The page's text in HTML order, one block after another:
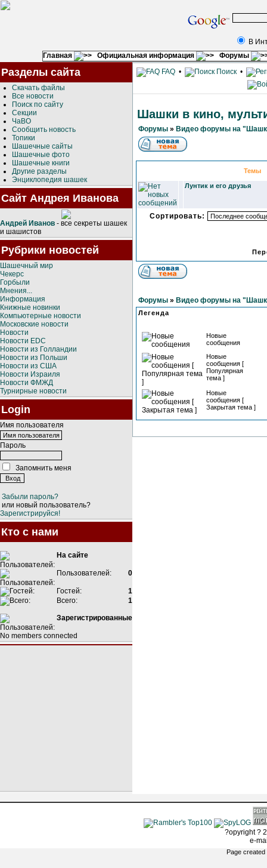
В
Главная
Официальная информация Форумы
Разделы сайта
Скачать файлы
Все новости
Поиск по сайту
Секции
ЧаВО
Сообщить новость
Топики
Шашечные сайты
Шашечные фото
Шашечные книги
Другие разделы
Энциклопедия шашек
Сайт Андрея Иванова
Андрей Иванов - все секреты шашек
и шашистов
Рубрики новостей
Шашечный мир
Чекерс
Горбыли
Мнения...
Информация
Книжные новинки
Компьютерные новости
Московские новости
Новости
Новости EDC
Новости из Голландии
Новости из Польши
Новости из США
Новости Израиля
Новости ФМЖД
Турнирные новости
Login
Имя пользователя
Пароль
Запомнить меня
Забыли пароль?
или новый пользователь?
Зарегистрируйся!
Кто с нами
На сайте
Пользователей: 0
Гостей:
1
Всего:
1
Зарегистрированные
No members connected
FAQ • Поиск •
Шашки в кино,
Форумы » Видео форумы на
Темы
Лунтик и его друзья
Сортировать:
Форумы » Видео форумы на
Легенда
Новые
сообщения
Новые
сообщения [
Популярная
тема ]
Новые
сообщения [
Закрытая тема ]
?opyright ?
e-
Page